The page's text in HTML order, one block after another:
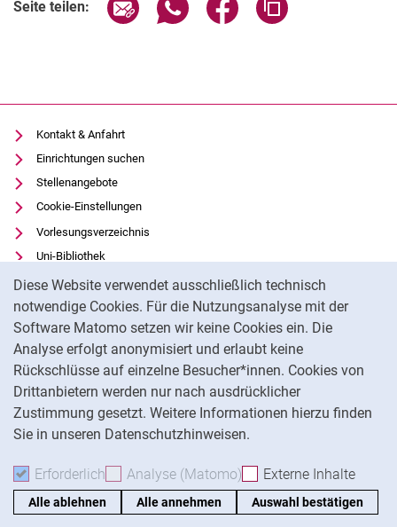
Diese Website verwendet ausschließlich technisch
notwendige Cookies. Für die Nutzungsanalyse mit der
Software Matomo setzen wir keine Cookies ein. Die
Analyse erfolgt anonymisiert und erlaubt keine
Rückschlüsse auf einzelne Besucher*innen. Cookies von
Drittanbietern werden nur nach ausdrücklicher
Zustimmung gesetzt. Weitere Informationen hierzu finden
Sie in unseren Datenschutzhinweisen.
Erforderlich Erforderliche Cookies akzeptieren
Analyse (Matomo) Analyse-Cookies
Externe Inhalte
Alle ablehnen Alle annehmen Auswahl bestätigen
Seite teilen:
Kontakt & Anfahrt
Einrichtungen suchen
Stellenangebote
Cookie-Einstellungen
Vorlesungsverzeichnis
Uni-Bibliothek
Moodle
Panopto
Datenschutz
Barrierefreiheit
Transparenter KI-Einsatz